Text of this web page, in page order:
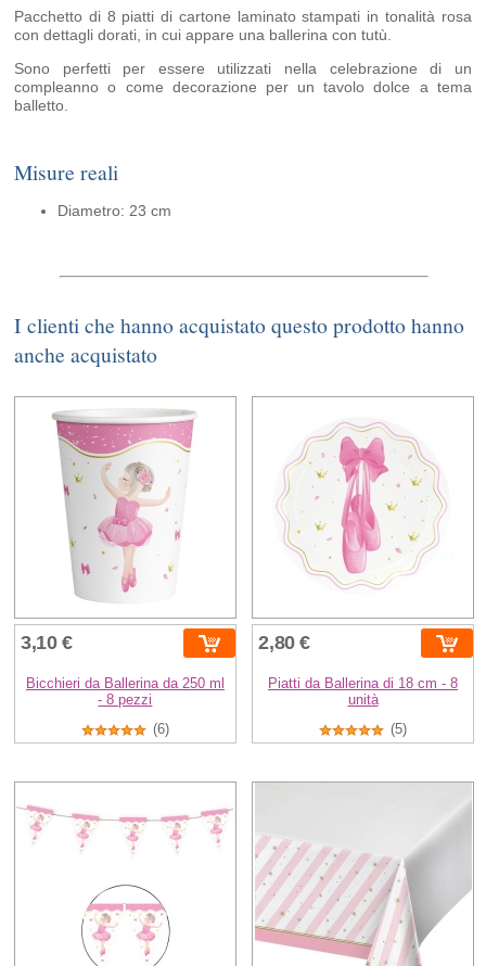
Pacchetto di 8 piatti di cartone laminato stampati in tonalità rosa
con dettagli dorati, in cui appare una ballerina con tutù.
Sono perfetti per essere utilizzati nella celebrazione di un
compleanno o come decorazione per un tavolo dolce a tema
balletto.
Misure reali
Diametro: 23 cm
I clienti che hanno acquistato questo prodotto hanno
anche acquistato
3,10 €
Bicchieri da Ballerina da 250 ml
- 8 pezzi
(6)
2,80 €
Piatti da Ballerina di 18 cm - 8
unità
(5)